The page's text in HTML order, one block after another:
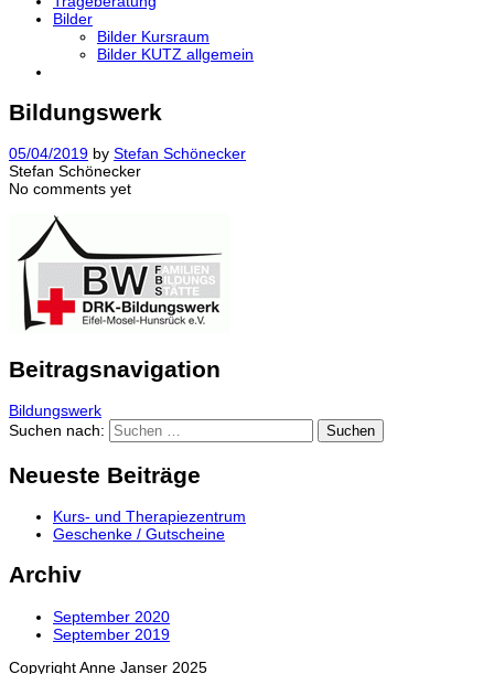
Bilder
Bilder Kursraum
Bilder KUTZ allgemein
Bildungswerk
05/04/2019 by Stefan Schönecker
Stefan Schönecker
No comments yet
Beitragsnavigation
Bildungswerk
Suchen nach:
Neueste Beiträge
Kurs- und Therapiezentrum
Geschenke / Gutscheine
Archiv
September 2020
September 2019
Copyright Anne Janser 2025